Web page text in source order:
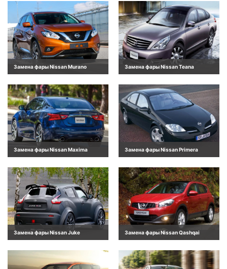
Замена фары Nissan Murano Замена фары Nissan Teana
Замена фары Nissan Maxima Замена фары Nissan Primera
Замена фары Nissan Juke Замена фары Nissan Qashqai